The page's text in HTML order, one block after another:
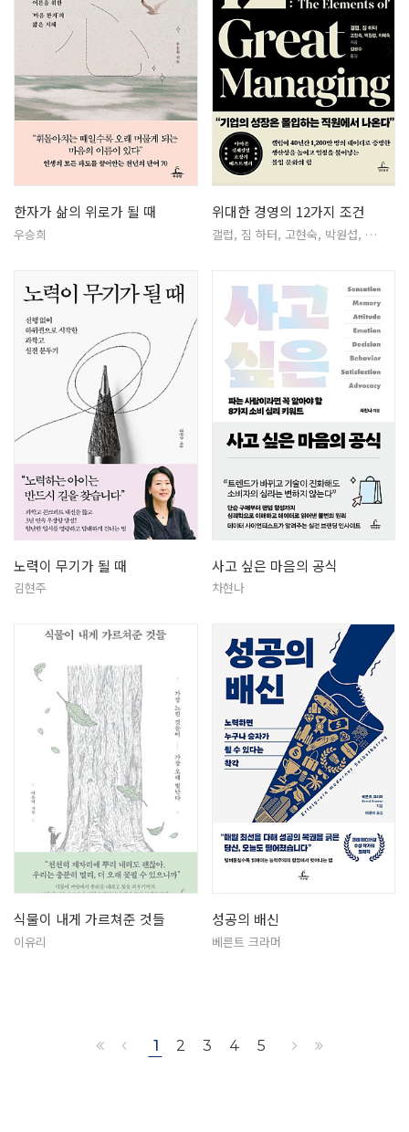
한자가 삶의 위로가 될 때
우승희
위대한 경영의 12가지 조건
갤럽, 짐 하터, 고현숙, 박원섭, …
노력이 무기가 될 때
김현주
사고 싶은 마음의 공식
차현나
식물이 내게 가르쳐준 것들
이유리
성공의 배신
베른트 크라머
1 2 3 4 5